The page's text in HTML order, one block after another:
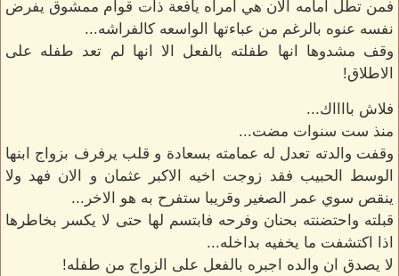
فمن تطل امامه الان هي امرأه يافعة ذات قوام ممشوق يفرض
نفسه عنوه بالرغم من عباءتها الواسعه كالفراشه...
وقف مشدوها انها طفلته بالفعل الا انها لم تعد طفله على
الاطلاق!
فلاش بااااك...
منذ ست سنوات مضت...
وقفت والدته تعدل له عمامته بسعادة و قلب يرفرف بزواج ابنها
الوسط الحبيب فقد زوجت اخيه الاكبر عثمان و الان فهد ولا
ينقص سوي عمر الصغير وقريبا ستفرح به هو الاخر...
قبلته واحتضنته بحنان وفرحه فابتسم لها حتى لا يكسر بخاطرها
اذا اكتشفت ما يخفيه بداخله...
لا يصدق ان والده اجبره بالفعل على الزواج من طفله!